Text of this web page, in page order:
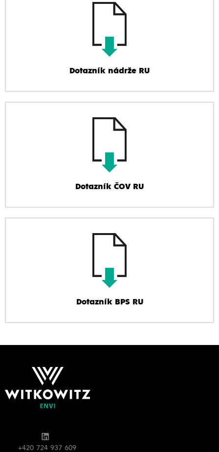
Dotazník nádrže RU
Dotazník ČOV RU
Dotazník BPS RU
+420 724 937 609